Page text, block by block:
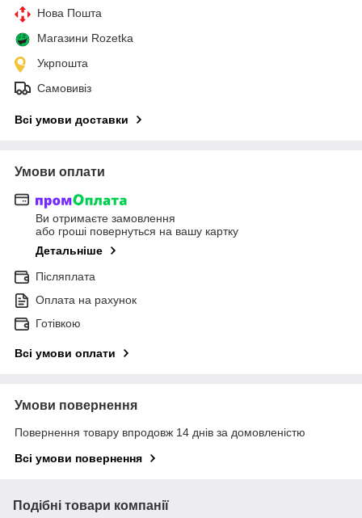
Нова Пошта
Магазини Rozetka
Укрпошта
Самовивіз
Всі умови доставки
Умови оплати
Ви отримаєте замовлення
або гроші повернуться на вашу картку
Детальніше
Післяплата
Оплата на рахунок
Готівкою
Всі умови оплати
Умови повернення
Повернення товару впродовж 14 днів за домовленістю
Всі умови повернення
Подібні товари компанії